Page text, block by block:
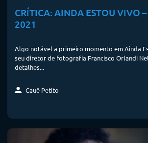
CRÍTICA: AINDA ESTOU VIVO
2021
Algo notável a primeiro momento em Ainda
seu diretor de fotografia Francisco Orlandi
detalhes...
Cauê Petito